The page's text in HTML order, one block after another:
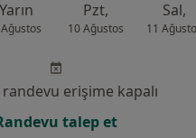
Yarın Pzt,
10 Ağustos
Sal,
11
erişime kapalı
talep et